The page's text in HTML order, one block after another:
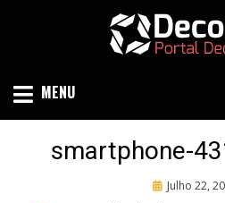
MENU
smartphone-
Posted
Julho 22,